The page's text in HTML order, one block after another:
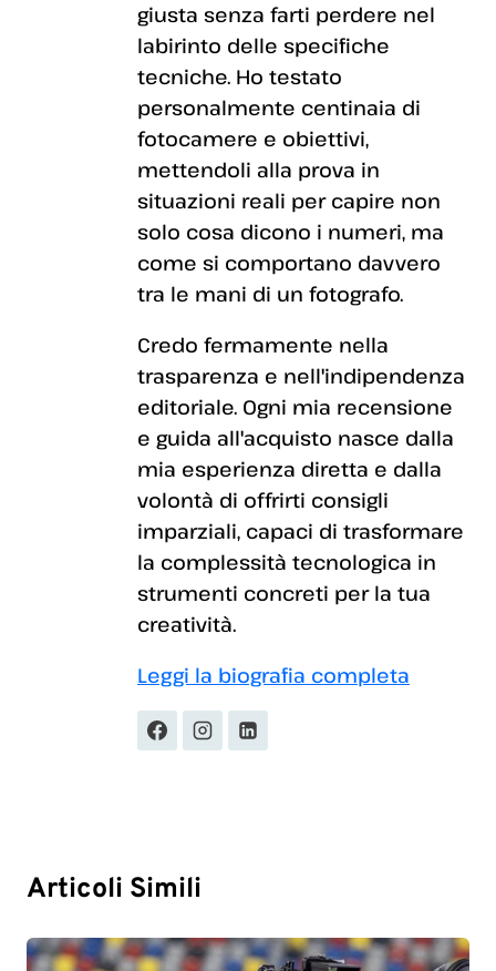
giusta senza farti perdere nel
labirinto delle specifiche
tecniche. Ho testato
personalmente centinaia di
fotocamere e obiettivi,
mettendoli alla prova in
situazioni reali per capire non
solo cosa dicono i numeri, ma
come si comportano davvero
tra le mani di un fotografo.
Credo fermamente nella
trasparenza e nell'indipendenza
editoriale. Ogni mia recensione
e guida all'acquisto nasce dalla
mia esperienza diretta e dalla
volontà di offrirti consigli
imparziali, capaci di trasformare
la complessità tecnologica in
strumenti concreti per la tua
creatività.
Leggi la biografia completa
Articoli Simili